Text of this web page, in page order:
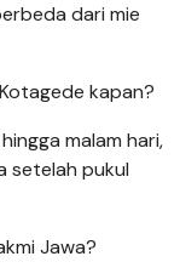
dari mie
kapan?
malam hari,
setelah pukul
Jawa?